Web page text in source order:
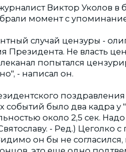
Виктор Уколов в
момент с
случай цензуры -
Президента. Не власть
попытался
- написал он.
событий было два кадра
около 2,5 сек.
- Ред.) Цеголко
он бы не